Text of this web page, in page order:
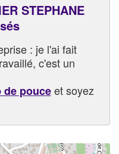
STEPHANE
: je l'ai fait
c'est un
pouceet soyez